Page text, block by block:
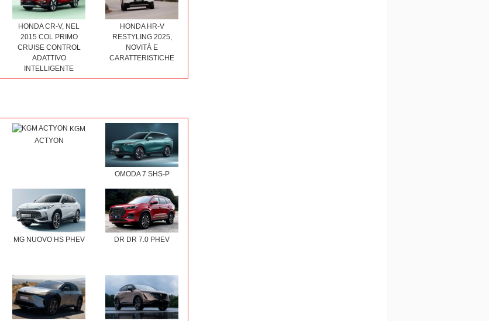
HONDA CR-V, NEL
2015 COL PRIMO
CRUISE CONTROL
ADATTIVO
INTELLIGENTE
HONDA HR-V
RESTYLING 2025,
NOVITÀ E
CARATTERISTICHE
KGM
ACTYON
OMODA 7 SHS-P
MG NUOVO HS PHEV DR DR 7.0 PHEV